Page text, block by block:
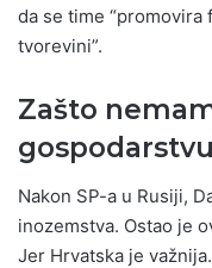
da se time “promovira
tvorevini”.
Zašto
Nakon SP-a u Rusiji,
inozemstva. Ostao je
Jer Hrvatska je važnija.